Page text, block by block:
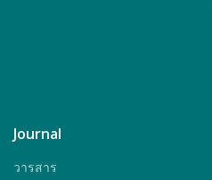
Journal
วารสาร